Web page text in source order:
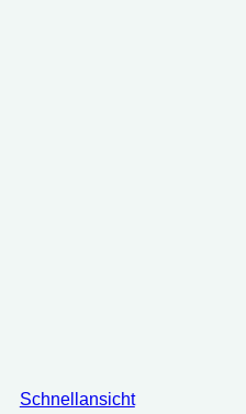
Schnellansicht